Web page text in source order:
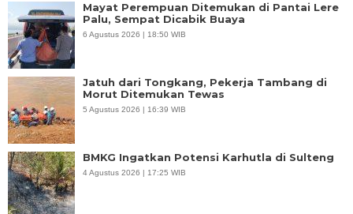
Mayat Perempuan Ditemukan di Pantai Lere
Palu, Sempat Dicabik Buaya
6 Agustus 2026 | 18:50 WIB
Jatuh dari Tongkang, Pekerja Tambang di
Morut Ditemukan Tewas
5 Agustus 2026 | 16:39 WIB
BMKG Ingatkan Potensi Karhutla di Sulteng
4 Agustus 2026 | 17:25 WIB